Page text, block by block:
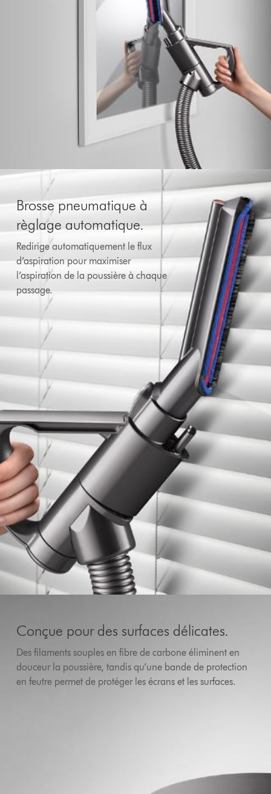
Brosse pneumatique à
règlage automatique.
Redirige automatiquement le flux
d’aspiration pour maximiser
l’aspiration de la poussière à chaque
passage.
Conçue pour des surfaces délicates.
Des filaments souples en fibre de carbone éliminent en
douceur la poussière, tandis qu’une bande de protection
en feutre permet de protéger les écrans et les surfaces.